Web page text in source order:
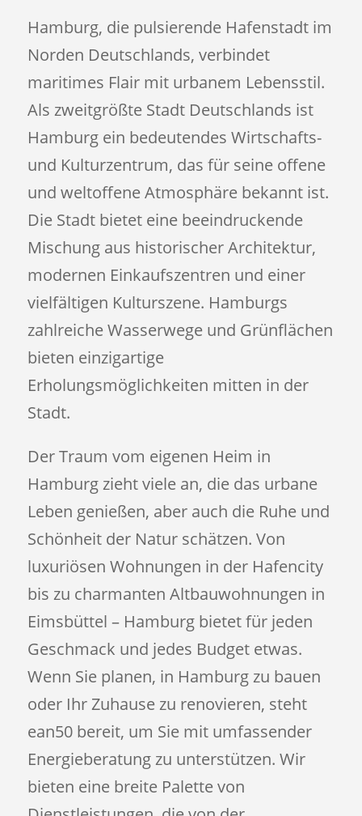
Hamburg, die pulsierende Hafenstadt im
Norden Deutschlands, verbindet
maritimes Flair mit urbanem Lebensstil.
Als zweitgrößte Stadt Deutschlands ist
Hamburg ein bedeutendes Wirtschafts-
und Kulturzentrum, das für seine offene
und weltoffene Atmosphäre bekannt ist.
Die Stadt bietet eine beeindruckende
Mischung aus historischer Architektur,
modernen Einkaufszentren und einer
vielfältigen Kulturszene. Hamburgs
zahlreiche Wasserwege und Grünflächen
bieten einzigartige
Erholungsmöglichkeiten mitten in der
Stadt.
Der Traum vom eigenen Heim in
Hamburg zieht viele an, die das urbane
Leben genießen, aber auch die Ruhe und
Schönheit der Natur schätzen. Von
luxuriösen Wohnungen in der Hafencity
bis zu charmanten Altbauwohnungen in
Eimsbüttel – Hamburg bietet für jeden
Geschmack und jedes Budget etwas.
Wenn Sie planen, in Hamburg zu bauen
oder Ihr Zuhause zu renovieren, steht
ean50 bereit, um Sie mit umfassender
Energieberatung zu unterstützen. Wir
bieten eine breite Palette von